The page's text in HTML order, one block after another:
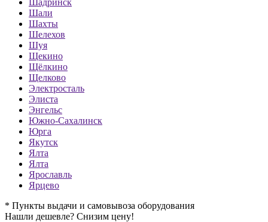
Шали
Шахты
Шелехов
Шуя
Щекино
Щёлкино
Щелково
Электросталь
Элиста
Энгельс
Южно-Сахалинск
Юрга
Якутск
Ялта
Ялта
Ярославль
Ярцево
* Пункты выдачи и самовывоза оборудования
Нашли дешевле? Снизим цену!